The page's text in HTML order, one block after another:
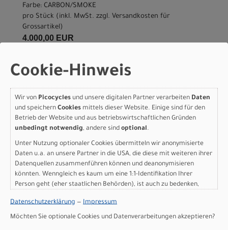
Farbe: CARBON/SMOKE
pro Stück (inkl. MwSt. zzgl. Versandkosten für
Grossartikel)
4.000,00 EUR
Specialized ROUBAIX
SPORT APEX 64
CARBON/SMOKE
Modelljahr 2026
Art.Nr. 94424-6364
Farbe: CARBON/SMOKE
pro Stück (inkl. MwSt. zzgl. Versandkosten für
Grossartikel)
4.000,00 EUR
Cookie-Hinweis
Wir von Picocycles und unsere digitalen Partner verarbeiten Daten
und speichern Cookies mittels dieser Website. Einige sind für den
Betrieb der Website und aus betriebswirtschaftlichen Gründen
unbedingt notwendig, andere sind optional.
Unter Nutzung optionaler Cookies übermitteln wir anonymisierte
Daten u.a. an unsere Partner in die USA, die diese mit weiteren ihrer
Datenquellen zusammenführen können und deanonymisieren
könnten. Wenngleich es kaum um eine 1:1-Identifikation Ihrer
Person geht (eher staatlichen Behörden), ist auch zu bedenken,
sind wie bei uns in der Europäischen Union.
Datenschutzerklärung — Impressum
Möchten Sie optionale Cookies und Datenverarbeitungen akzeptieren?